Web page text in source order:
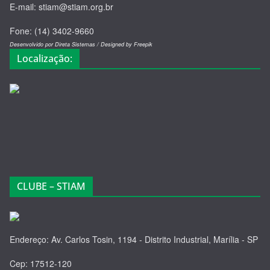
E-mail: stiam@stiam.org.br
Fone: (14) 3402-9660
Desenvolvido por Direta Sistemas /Designed by Freepik
Localização:
CLUBE – STIAM
Endereço: Av. Carlos Tosin, 1194 - Distrito Industrial, Marília - SP
Cep: 17512-120